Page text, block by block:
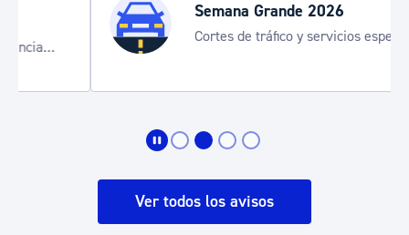
Semana Grande 2026
Cortes de tráfico y servicios especiales
de transporte
Ver todos los avisos